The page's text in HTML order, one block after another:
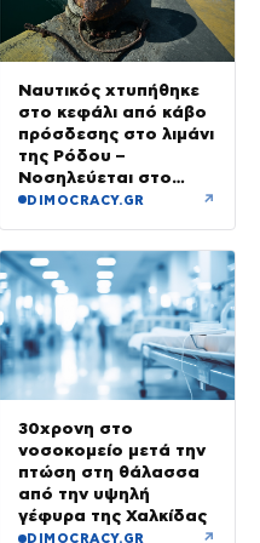
Ναυτικός χτυπήθηκε
στο κεφάλι από κάβο
πρόσδεσης στο λιμάνι
της Ρόδου –
Νοσηλεύεται στο
νοσοκομείο
DIMOCRACY.GR ↗
30χρονη στο
νοσοκομείο μετά την
πτώση στη θάλασσα
από την υψηλή
γέφυρα της Χαλκίδας
DIMOCRACY.GR ↗